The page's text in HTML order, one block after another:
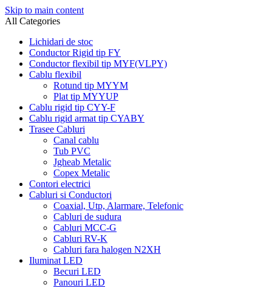
Skip to main content
All Categories
Lichidari de stoc
Conductor Rigid tip FY
Conductor flexibil tip MYF(VLPY)
Cablu flexibil
Rotund tip MYYM
Plat tip MYYUP
Cablu rigid tip CYY-F
Cablu rigid armat tip CYABY
Trasee Cabluri
Canal cablu
Tub PVC
Jgheab Metalic
Copex Metalic
Contori electrici
Cabluri si Conductori
Coaxial, Utp, Alarmare, Telefonic
Cabluri de sudura
Cabluri MCC-G
Cabluri RV-K
Cabluri fara halogen N2XH
Iluminat LED
Becuri LED
Panouri LED